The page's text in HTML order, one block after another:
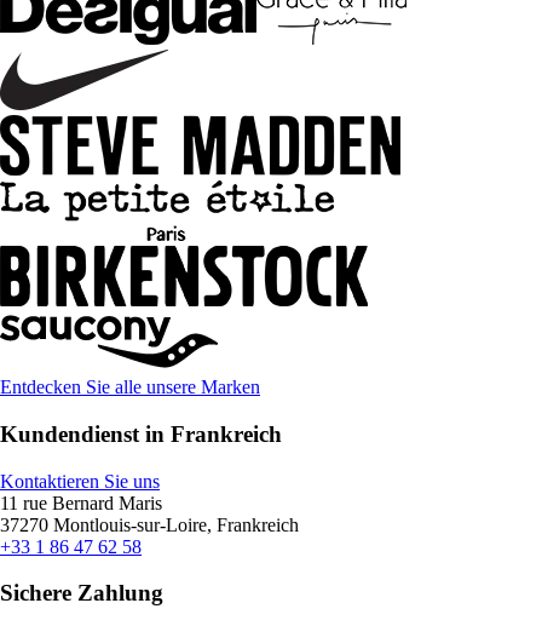
Entdecken Sie alle unsere Marken
Kundendienst in Frankreich
Kontaktieren Sie uns
11 rue Bernard Maris
37270 Montlouis-sur-Loire, Frankreich
+33 1 86 47 62 58
Sichere Zahlung